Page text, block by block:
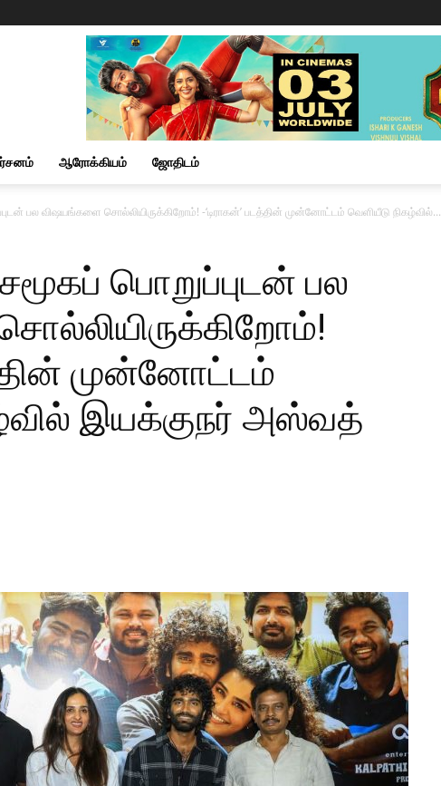
ஆரோக்கியம் ஜோதிடம்
பல விஷயங்களை சொல்லியிருக்கிறோம்! -‘டிராகன்’ படத்தின் முன்னோட்டம் வெளியீடு நிகழ்வில்...
பொறுப்புடன் பல
முன்னோட்டம்
இயக்குநர் அஸ்வத்